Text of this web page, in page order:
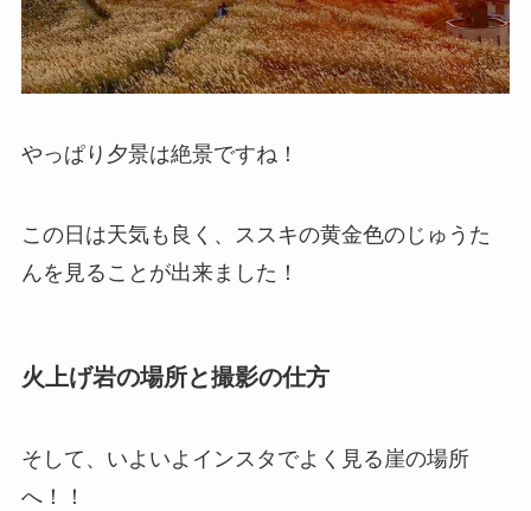
やっぱり夕景は絶景ですね！
この日は天気も良く、ススキの黄金色のじゅうた
んを見ることが出来ました！
火上げ岩の場所と撮影の仕方
そして、いよいよインスタでよく見る崖の場所
へ！！